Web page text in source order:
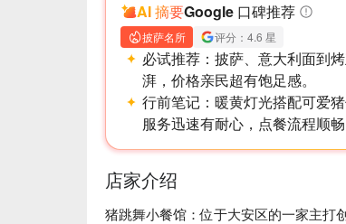
AI 摘要Google 口碑推荐
披萨名所 评分：4.6 星
必试推荐： 披萨、意大利面到
湃，价格亲民超有饱足感。
行前笔记： 暖黄灯光搭配可爱
服务迅速有耐心，点餐流程顺畅
店家介绍
猪跳舞小餐馆：位于大安区的一家主打